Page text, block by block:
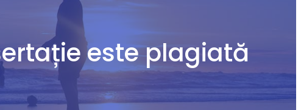
este plagiată